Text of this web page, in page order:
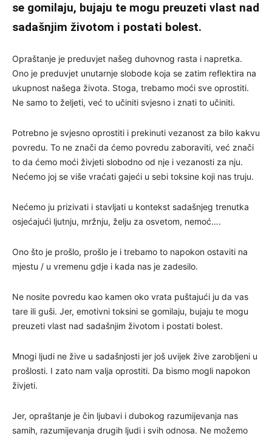
se gomilaju, bujaju te mogu preuzeti vlast nad
sadašnjim životom i postati bolest.
Opraštanje je preduvjet našeg duhovnog rasta i napretka.
Ono je preduvjet unutarnje slobode koja se zatim reflektira na
ukupnost našega života. Stoga, trebamo moći sve oprostiti.
Ne samo to željeti, već to učiniti svjesno i znati to učiniti.
Potrebno je svjesno oprostiti i prekinuti vezanost za bilo kakvu
povredu. To ne znači da ćemo povredu zaboraviti, već znači
to da ćemo moći živjeti slobodno od nje i vezanosti za nju.
Nećemo joj se više vraćati gajeći u sebi toksine koji nas truju.
Nećemo ju prizivati i stavljati u kontekst sadašnjeg trenutka
osjećajući ljutnju, mržnju, želju za osvetom, nemoć….
Ono što je prošlo, prošlo je i trebamo to napokon ostaviti na
mjestu / u vremenu gdje i kada nas je zadesilo.
Ne nosite povredu kao kamen oko vrata puštajući ju da vas
tare ili guši. Jer, emotivni toksini se gomilaju, bujaju te mogu
preuzeti vlast nad sadašnjim životom i postati bolest.
Mnogi ljudi ne žive u sadašnjosti jer još uvijek žive zarobljeni u
prošlosti. I zato nam valja oprostiti. Da bismo mogli napokon
živjeti.
Jer, opraštanje je čin ljubavi i dubokog razumijevanja nas
samih, razumijevanja drugih ljudi i svih odnosa. Ne možemo